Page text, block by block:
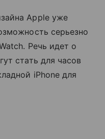
Apple уже
серьезно
Речь идет о
стать для часов
iPhone для